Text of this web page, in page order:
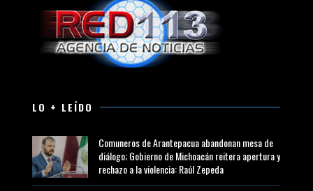
LO + LEÍDO
Comuneros de Arantepacua abandonan mesa de
diálogo; Gobierno de Michoacán reitera apertura y
rechazo a la violencia: Raúl Zepeda